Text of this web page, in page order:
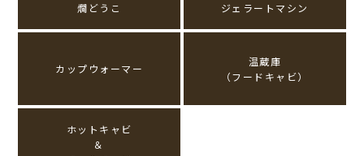
燗どうこ
ジェラートマシン
カップウォーマー
温蔵庫
（フードキャビ）
ホットキャビ
＆